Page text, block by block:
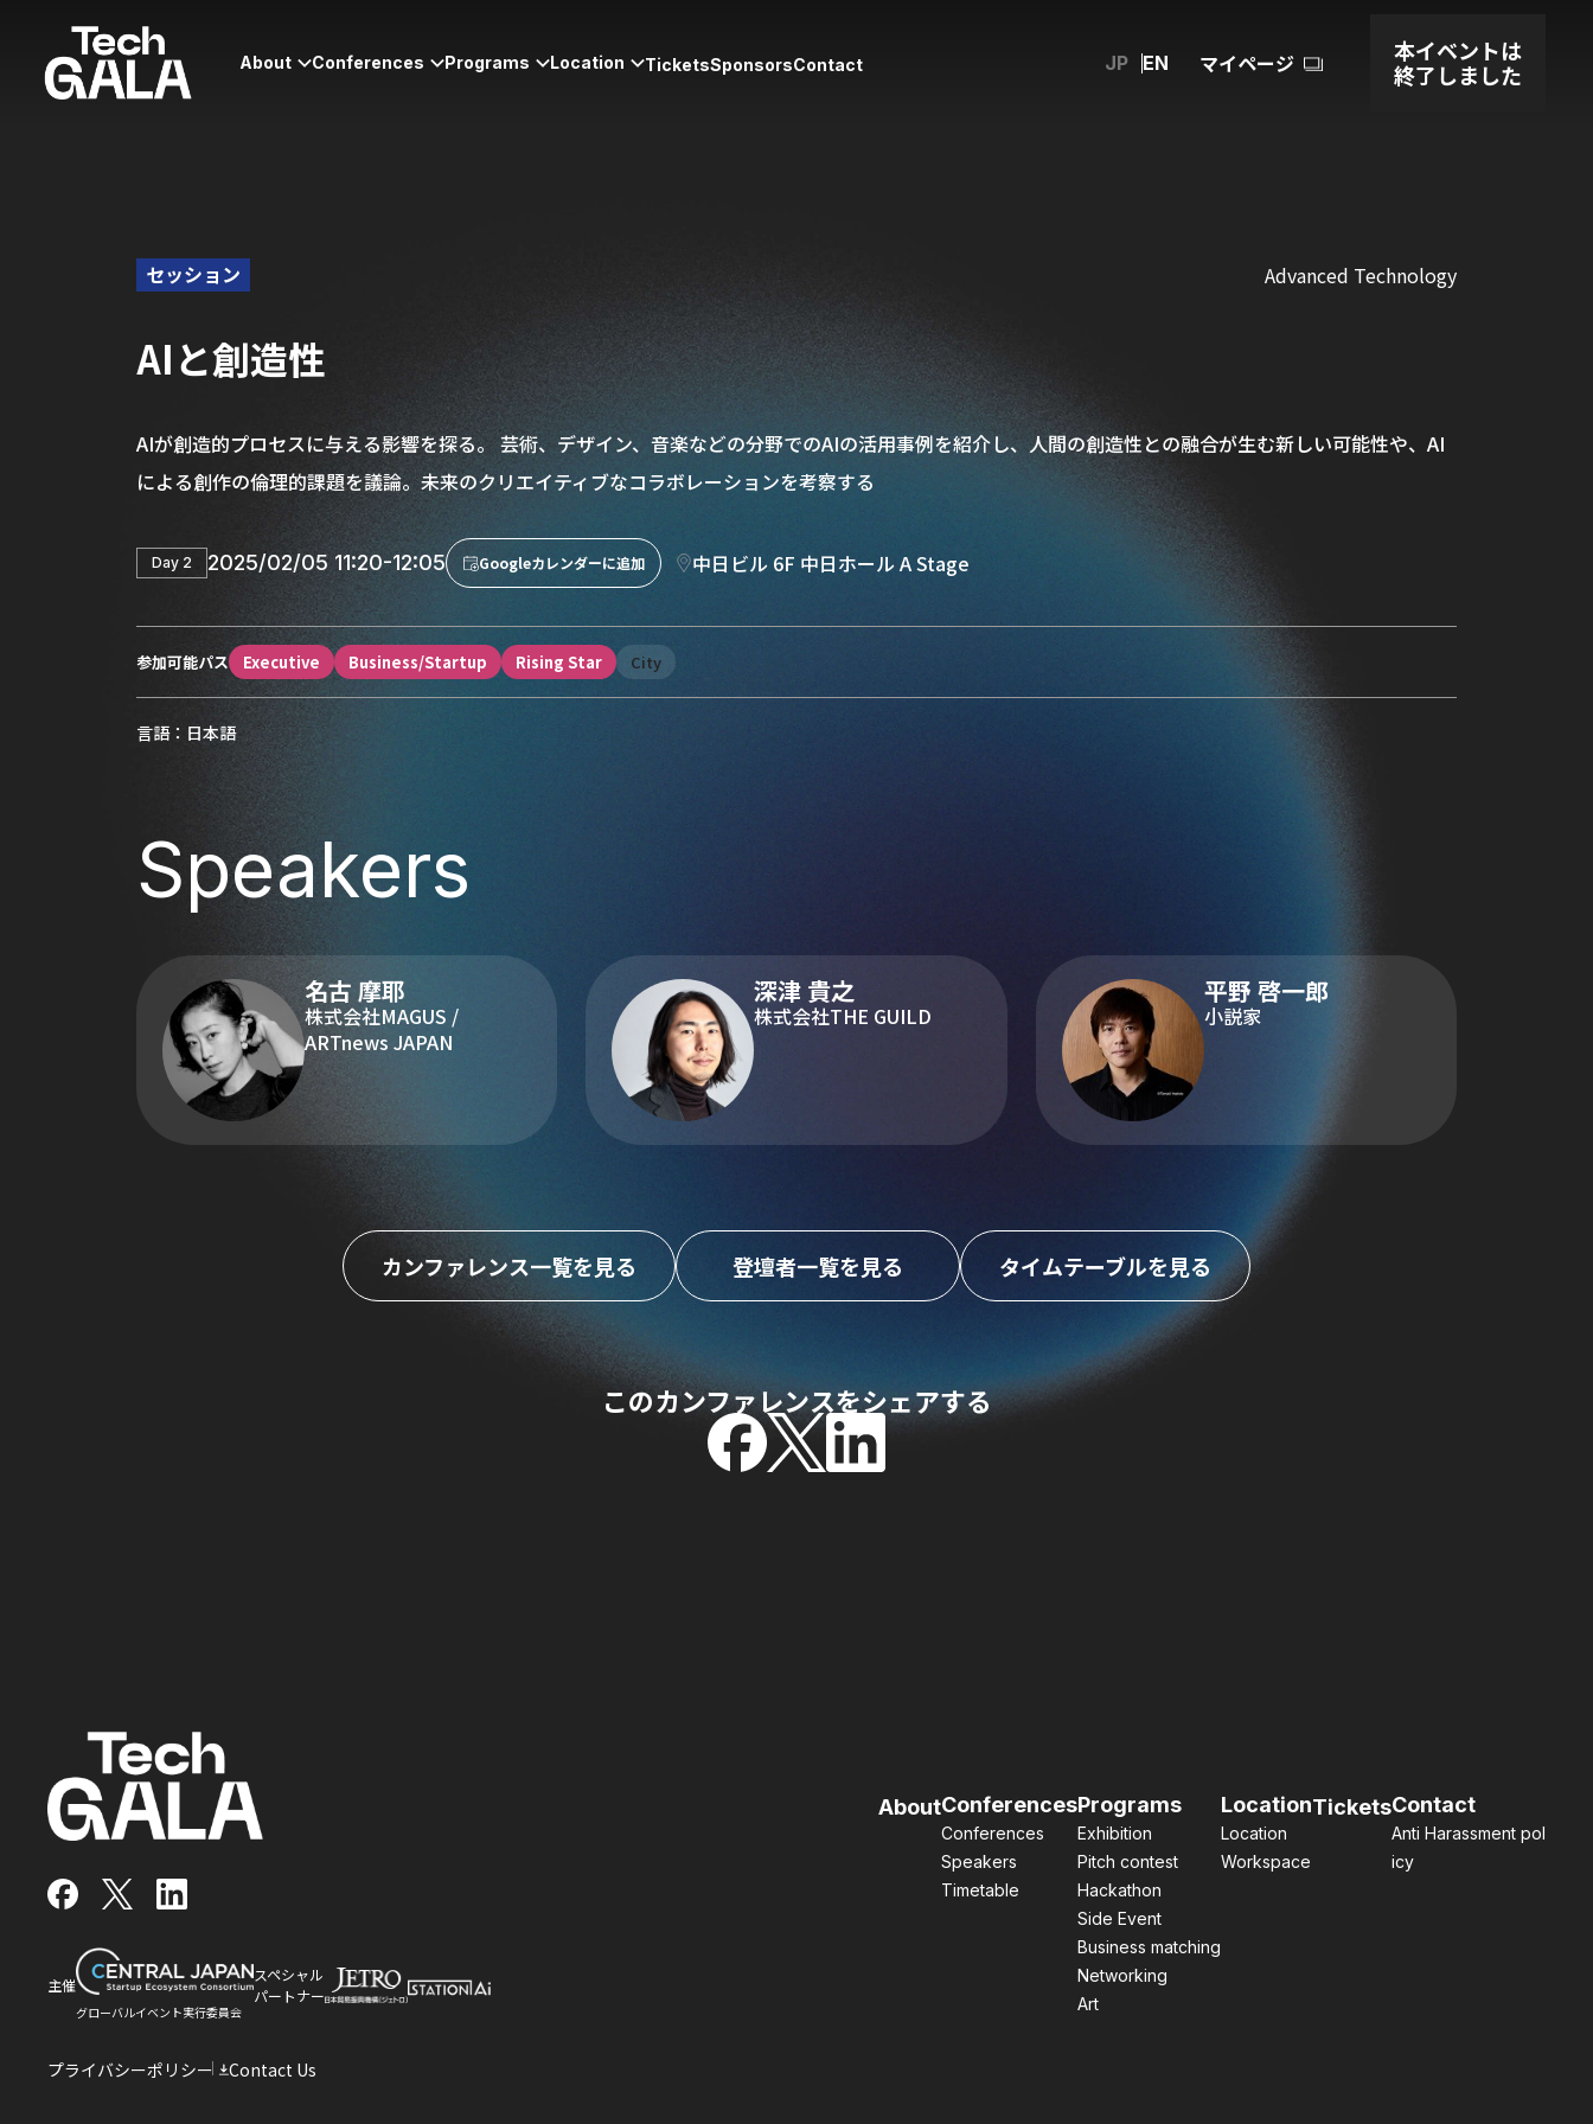
セッション Advanced Technology
AIと創造性
AIが創造的プロセスに与える影響を探る。 芸術、デザイン、音楽などの分野でのAIの活用事例を紹介し、人間の創造性との融合が生む新しい可能性や、AI
による創作の倫理的課題を議論。未来のクリエイティブなコラボレーションを考察する
Day 2 2025/02/05 11:20-12:05 Googleカレンダーに追加 中日ビル 6F 中日ホール A Stage
参加可能パス Executive Business/Startup Rising Star City
言語：日本語
Speakers
名古 摩耶
株式会社MAGUS /
ARTnews JAPAN
深津 貴之
株式会社THE GUILD
平野 啓一郎
小説家
カンファレンス一覧を見る 登壇者一覧を見る タイムテーブルを見る
このカンファレンスをシェアする
facebook
主催
グローバルイベント実行委員会
スペシャル
パートナー
プライバシーポリシー Contact Us
AboutConferences
Conferences
Speakers
Timetable
Programs
Exhibition
Pitch contest
Hackathon
Side Event
Business matching
Networking
Art
Location
Location
Workspace
TicketsContact
Anti Harassment pol
icy
About Conferences Programs Location TicketsSponsorsContact EN
JP
本イベントは
終了しました
マイページ